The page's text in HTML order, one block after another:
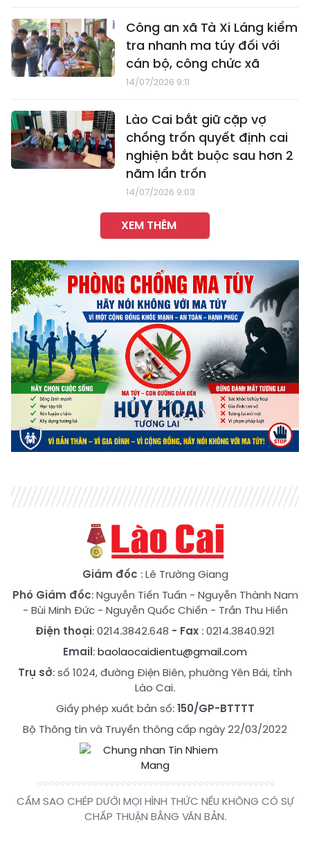
Công an xã Tà Xi Láng kiểm
tra nhanh ma túy đối với
cán bộ, công chức xã
14/07/2026 9:11
Lào Cai bắt giữ cặp vợ
chồng trốn quyết định cai
nghiện bắt buộc sau hơn 2
năm lẩn trốn
14/07/2026 9:03
XEM THÊM
Giám đốc : Lê Trường Giang
Phó Giám đốc:Nguyễn Tiến Tuấn - Nguyễn Thành Nam
- Bùi Minh Đức- Nguyễn Quốc Chiến - Trần Thu Hiền
Điện thoại: 0214.3842.648 - Fax : 0214.3840.921
Email:baolaocaidientu@gmail.com
Trụ sở: số 1024, đường Điện Biên, phường Yên Bái, tỉnh
Lào Cai.
Giấy phép xuất bản số:150/GP-BTTTT
Bộ Thông tin và Truyền thông cấp ngày 22/03/2022
CẤM SAO CHÉP DƯỚI MỌI HÌNH THỨC NẾU KHÔNG CÓ SỰ
CHẤP THUẬN BẰNG VĂN BẢN.